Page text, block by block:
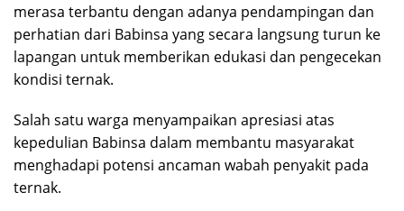
merasa terbantu dengan adanya pendampingan dan
perhatian dari Babinsa yang secara langsung turun ke
lapangan untuk memberikan edukasi dan pengecekan
kondisi ternak.
Salah satu warga menyampaikan apresiasi atas
kepedulian Babinsa dalam membantu masyarakat
menghadapi potensi ancaman wabah penyakit pada
ternak.